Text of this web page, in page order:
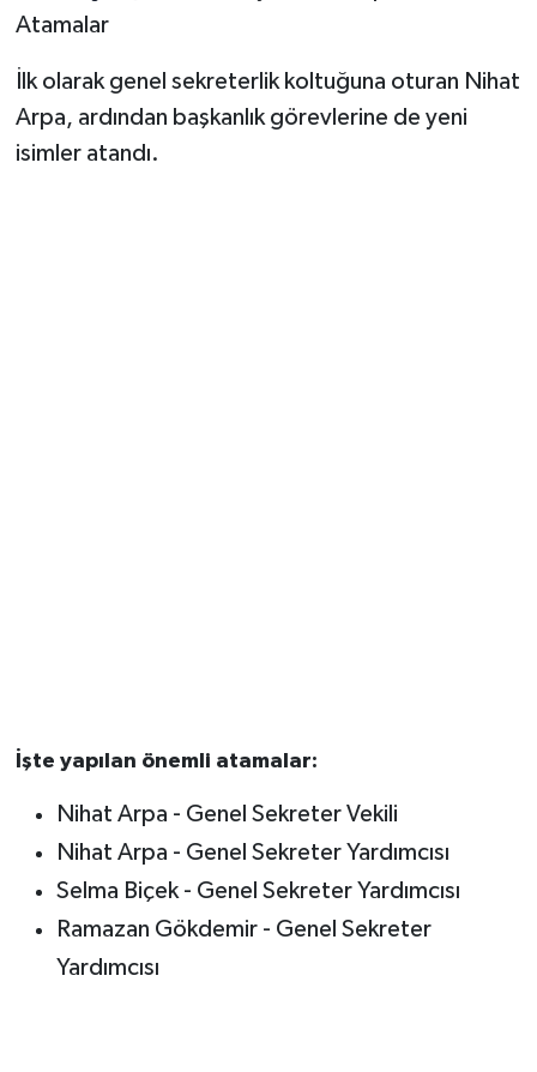
Atamalar
İlk olarak genel sekreterlik koltuğuna oturan Nihat
Arpa, ardından başkanlık görevlerine de yeni
isimler atandı.
İşte yapılan önemli atamalar:
Nihat Arpa - Genel Sekreter Vekili
Nihat Arpa - Genel Sekreter Yardımcısı
Selma Biçek - Genel Sekreter Yardımcısı
Ramazan Gökdemir - Genel Sekreter
Yardımcısı